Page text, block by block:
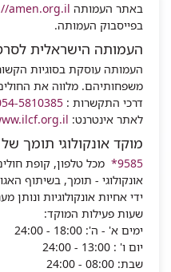
באתר העמותה amen.org.il
בפייסבוק העמותה.
העמותה הישראלית
העמותה עוסקת בסוגיות
משפחותיהם. מלווה את
דרכי התקשרות : 5810385
לאתר אינטרנט:
מוקד אונקולוגי תומך
9585*
מכל טלפון, קופת
אונקולוגי - תומך, בשיתוף
ידי אחיות אונקולוגיות ונותן
שעות פעילות המוקד:
ימים א' - ה': 18:00 - 24:00
יום ו' : 13:00 - 24:00
שבת: 08:00 - 24:00